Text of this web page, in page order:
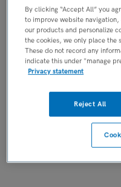
Niet nader bepaald
PLAATSINGSDATUM
8 september 2025
NIVEAU
MBO
ERVARING
Niet nader bepaald
By clicking “Accept All” you
to improve website navigation,
our products and personalize
the cookies, we only place the
These do not record any
indicate this under "manage
Privacy statement
Reject All